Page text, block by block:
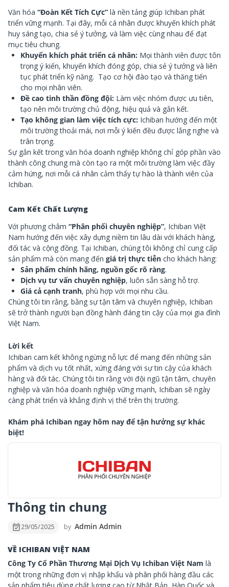
Văn hóa “Đoàn Kết Tích Cực” là nền tảng giúp Ichiban phát
triển vững mạnh. Tại đây, mỗi cá nhân được khuyến khích phát
huy sáng tạo, chia sẻ ý tưởng, và làm việc cùng nhau để đạt
mục tiêu chung.
Khuyến khích phát triển cá nhân: Mọi thành viên được tôn
trọng ý kiến, khuyến khích đóng góp, chia sẻ ý tưởng và liên
tục phát triển kỹ năng. Tạo cơ hội đào tạo và thăng tiến
cho mọi nhân viên.
Đề cao tinh thần đồng đội: Làm việc nhóm được ưu tiên,
tạo nên môi trường chủ động, hiệu quả và gắn kết.
Tạo không gian làm việc tích cực: Ichiban hướng đến một
môi trường thoải mái, nơi mỗi ý kiến đều được lắng nghe và
trân trọng.
Sự gắn kết trong văn hóa doanh nghiệp không chỉ góp phần vào
thành công chung mà còn tạo ra một môi trường làm việc đầy
cảm hứng, nơi mỗi cá nhân cảm thấy tự hào là thành viên của
Ichiban.
Cam Kết Chất Lượng
Với phương châm “Phân phối chuyên nghiệp”, Ichiban Việt
Nam hướng đến việc xây dựng niềm tin lâu dài với khách hàng,
đối tác và cộng đồng. Tại Ichiban, chúng tôi không chỉ cung cấp
sản phẩm mà còn mang đến giá trị thực tiễn cho khách hàng:
Sản phẩm chính hãng, nguồn gốc rõ ràng.
Dịch vụ tư vấn chuyên nghiệp, luôn sẵn sàng hỗ trợ.
Giá cả cạnh tranh, phù hợp với mọi nhu cầu.
Chúng tôi tin rằng, bằng sự tận tâm và chuyên nghiệp, Ichiban
sẽ trở thành người bạn đồng hành đáng tin cậy của mọi gia đình
Việt Nam.
Lời kết
Ichiban cam kết không ngừng nỗ lực để mang đến những sản
phẩm và dịch vụ tốt nhất, xứng đáng với sự tin cậy của khách
hàng và đối tác. Chúng tôi tin rằng với đội ngũ tận tâm, chuyên
nghiệp và văn hóa doanh nghiệp vững mạnh, Ichiban sẽ ngày
càng phát triển và khẳng định vị thế trên thị trường.
Khám phá Ichiban ngay hôm nay để tận hưởng sự khác
biệt!
Thông tin chung
event_available29/05/2025 by Admin Admin
VỀ ICHIBAN VIỆT NAM
Công Ty Cổ Phần Thương Mại Dịch Vụ Ichiban Việt Nam là
một trong những đơn vị nhập khẩu và phân phối hàng đầu các